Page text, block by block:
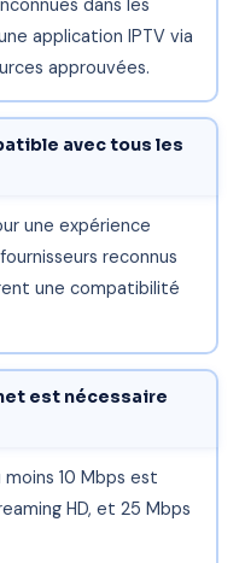
dans les
application IPTV via
approuvées.
avec tous les
une expérience
reconnus
une compatibilité
est nécessaire
moins 10 Mbps est
HD, et 25 Mbps